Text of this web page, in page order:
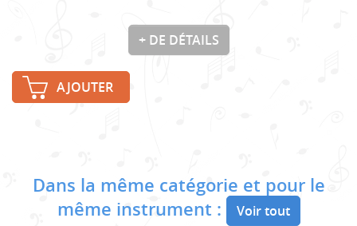
+ DE DÉTAILS
AJOUTER
Dans la même catégorie et pour le
même instrument :
Voir tout